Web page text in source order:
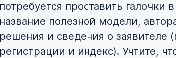
потребуется проставить галочки
название полезной модели,
решения и сведения о заявителе
регистрации и индекс). Учтите,